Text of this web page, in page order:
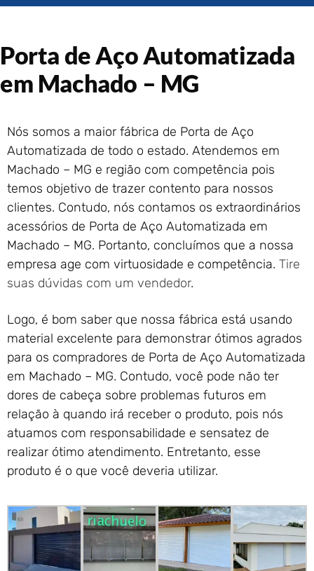
Portão de Garagem de
Portão de Garagem de
Enrolar em Queimados – RJ
Portão de Garagem de
Portão de Garagem de
Enrolar em Paraty – RJ
Portão de Garagem de
Enrolar em Nova Iguaçu – RJ
Portão de Garagem de
Enrolar em Nova Friburgo –
RJ
Porta de Aço Automatizada
em Machado – MG
Nós somos a maior fábrica de Porta de Aço
Automatizada de todo o estado. Atendemos em
Machado – MG e região com competência pois
temos objetivo de trazer contento para nossos
clientes. Contudo, nós contamos os extraordinários
acessórios de Porta de Aço Automatizada em
Machado – MG. Portanto, concluímos que a nossa
empresa age com virtuosidade e competência. Tire
suas dúvidas com um vendedor.
Logo, é bom saber que nossa fábrica está usando
material excelente para demonstrar ótimos agrados
para os compradores de Porta de Aço Automatizada
em Machado – MG. Contudo, você pode não ter
dores de cabeça sobre problemas futuros em
relação à quando irá receber o produto, pois nós
atuamos com responsabilidade e sensatez de
realizar ótimo atendimento. Entretanto, esse
produto é o que você deveria utilizar.